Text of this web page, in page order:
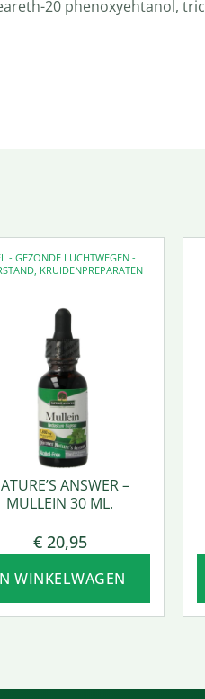
20 phenoxyehtanol,
- GEZONDE LUCHTWEGEN -
, KRUIDENPREPARATEN
ANSWER –
MULLEIN 30 ML.
€20,95
WINKELWAGEN